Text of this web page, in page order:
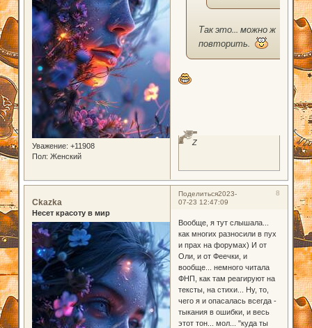
Уважение: +11908
Пол: Женский
Так это... можно ж
повторить.
Z
0
Поделиться 8
2023-
07-23 12:47:09
Ckazka
Несет красоту в мир
Вообще, я тут слышала...
как многих разносили в пух
и прах на форумах) И от
Оли, и от Феечки, и
вообще... немного читала
ФНП, как там реагируют на
тексты, на стихи... Ну, то,
чего я и опасалась всегда -
тыкания в ошибки, и весь
этот тон... мол... "куда ты